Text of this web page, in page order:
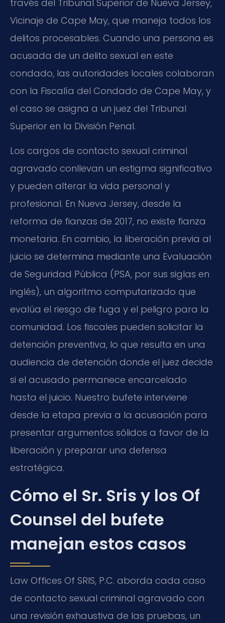
través del Tribunal Superior de Nueva Jersey,
Vicinaje de Cape May, que maneja todos los
delitos procesables. Cuando una persona es
acusada de un delito sexual en este
condado, las autoridades locales colaboran
con la Fiscalía del Condado de Cape May, y
el caso se asigna a un juez del Tribunal
Superior en la División Penal.
Los cargos de contacto sexual criminal
agravado conllevan un estigma significativo
y pueden alterar la vida personal y
profesional. En Nueva Jersey, desde la
reforma de fianzas de 2017, no existe fianza
monetaria. En cambio, la liberación previa al
juicio se determina mediante una Evaluación
de Seguridad Pública (PSA, por sus siglas en
inglés), un algoritmo computarizado que
evalúa el riesgo de fuga y el peligro para la
comunidad. Los fiscales pueden solicitar la
detención preventiva, lo que resulta en una
audiencia de detención donde el juez decide
si el acusado permanece encarcelado
hasta el juicio. Nuestro bufete interviene
desde la etapa previa a la acusación para
presentar argumentos sólidos a favor de la
liberación y preparar una defensa
estratégica.
Cómo el Sr. Sris y los Of
Counsel del bufete
manejan estos casos
Law Offices Of SRIS, P.C. aborda cada caso
de contacto sexual criminal agravado con
una revisión exhaustiva de las pruebas, un